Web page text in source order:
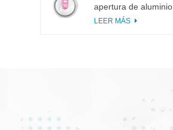
apertura de aluminio
inciso con pestaña
LEER MÁS